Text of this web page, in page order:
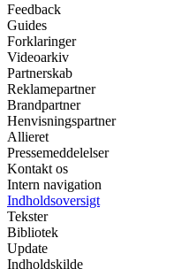
Feedback
Guides
Forklaringer
Videoarkiv
Partnerskab
Reklamepartner
Brandpartner
Henvisningspartner
Allieret
Pressemeddelelser
Kontakt os
Intern navigation
Indholdsoversigt
Tekster
Bibliotek
Update
Indholdskilde